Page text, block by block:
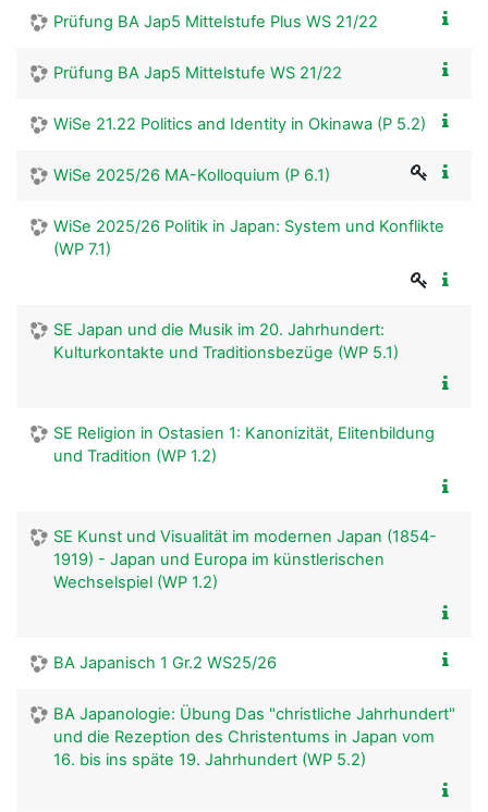
Prüfung BA Jap5 Mittelstufe Plus WS 21/22
Prüfung BA Jap5 Mittelstufe WS 21/22
WiSe 21.22 Politics and Identity in Okinawa (P 5.2)
WiSe 2025/26 MA-Kolloquium (P 6.1)
WiSe 2025/26 Politik in Japan: System und Konflikte
(WP 7.1)
SE Japan und die Musik im 20. Jahrhundert:
Kulturkontakte und Traditionsbezüge (WP 5.1)
SE Religion in Ostasien 1: Kanonizität, Elitenbildung
und Tradition (WP 1.2)
SE Kunst und Visualität im modernen Japan (1854-
1919) - Japan und Europa im künstlerischen
Wechselspiel (WP 1.2)
BA Japanisch 1 Gr.2 WS25/26
BA Japanologie: Übung Das "christliche Jahrhundert"
und die Rezeption des Christentums in Japan vom
16. bis ins späte 19. Jahrhundert (WP 5.2)